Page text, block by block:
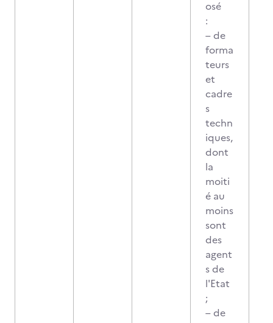
osé
:
– de
forma
teurs
et
cadre
s
techn
iques,
dont
la
moiti
é au
moins
sont
des
agent
s de
l'Etat
;
– de